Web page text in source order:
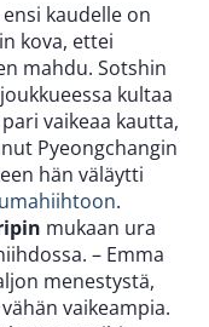
kaudelle on
kova, ettei
mahdu. Sotshin
kultaa
vaikeaa kautta,
Pyeongchangin
hän väläytti
.
mukaan ura
– Emma
menestystä,
vaikeampia.